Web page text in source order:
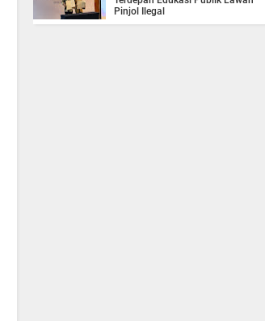
Pinjol Ilegal